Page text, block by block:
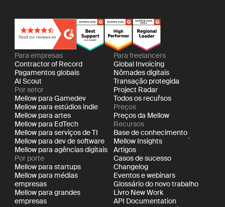
Para empresas
Contractor of Record
Pagamentos globais
AI Scout
Por setor
Mellow para Gamedev
Mellow para estúdios indie
Mellow para artes
Mellow para EdTech
Mellow para serviços de TI
Mellow para dev de software
Mellow para agências digitais
Por porte
Mellow para startups
Mellow para médias
empresas
Mellow para grandes
empresas
Para freelancers
Global Invoicing
Nômades digitais
Transação protegida
Project Radar
Todos os recursos
Preços
Preços da Mellow
Recursos
Base de conhecimento
Mellow Insights
Artigos
Casos de sucesso
Changelog
Eventos e webinars
Glossário do novo trabalho
Livro New Work
API Documentation